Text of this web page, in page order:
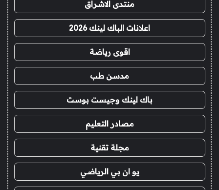
منتدى الاشراق
اعلانات الباك لينك 2026
اقوى رياضة
مدسن طب
باك لينك وجيست بوست
مصادر التعليم
مجلة تقنية
يو ان بي الرياضي